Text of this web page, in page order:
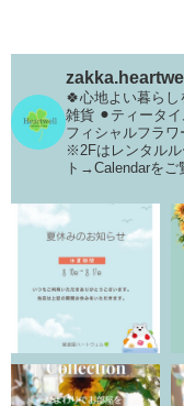
zakka.heartwell
🍀心地よい暮ら
雑貨 ⚫︎ティータ
フィシャルフラワ
※2Fはレンタルル
ト→Calendarをご